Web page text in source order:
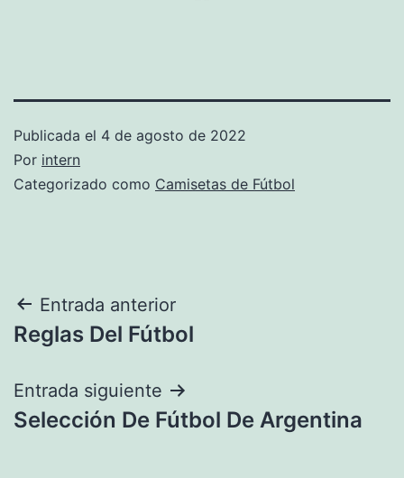
Publicada el 4 de agosto de 2022
Por intern
Categorizado como Camisetas de Fútbol
Navegación
de
entradas
Entrada anterior
Reglas Del Fútbol
Entrada siguiente
Selección De Fútbol De Argentina